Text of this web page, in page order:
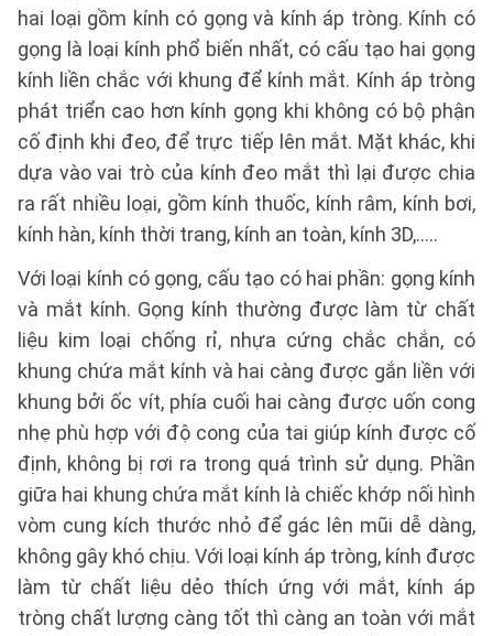
hai loại gồm kính có gọng và kính áp tròng. Kính có
gọng là loại kính phổ biến nhất, có cấu tạo hai gọng
kính liền chắc với khung để kính mắt. Kính áp tròng
phát triển cao hơn kính gọng khi không có bộ phận
cố định khi đeo, để trực tiếp lên mắt. Mặt khác, khi
dựa vào vai trò của kính đeo mắt thì lại được chia
ra rất nhiều loại, gồm kính thuốc, kính râm, kính bơi,
kính hàn, kính thời trang, kính an toàn, kính 3D,…..
Với loại kính có gọng, cấu tạo có hai phần: gọng kính
và mắt kính. Gọng kính thường được làm từ chất
liệu kim loại chống rỉ, nhựa cứng chắc chắn, có
khung chứa mắt kính và hai càng được gắn liền với
khung bởi ốc vít, phía cuối hai càng được uốn cong
nhẹ phù hợp với độ cong của tai giúp kính được cố
định, không bị rơi ra trong quá trình sử dụng. Phần
giữa hai khung chứa mắt kính là chiếc khớp nối hình
vòm cung kích thước nhỏ để gác lên mũi dễ dàng,
không gây khó chịu. Với loại kính áp tròng, kính được
làm từ chất liệu dẻo thích ứng với mắt, kính áp
tròng chất lượng càng tốt thì càng an toàn với mắt